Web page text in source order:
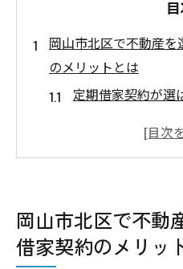
岡山市北区で不動産
のメリットとは
定期借家契約が選
岡山市北区におけ
生活スタイルに合
地域密着の不動産業者
岡山市北区で不動
借家契約のメリッ